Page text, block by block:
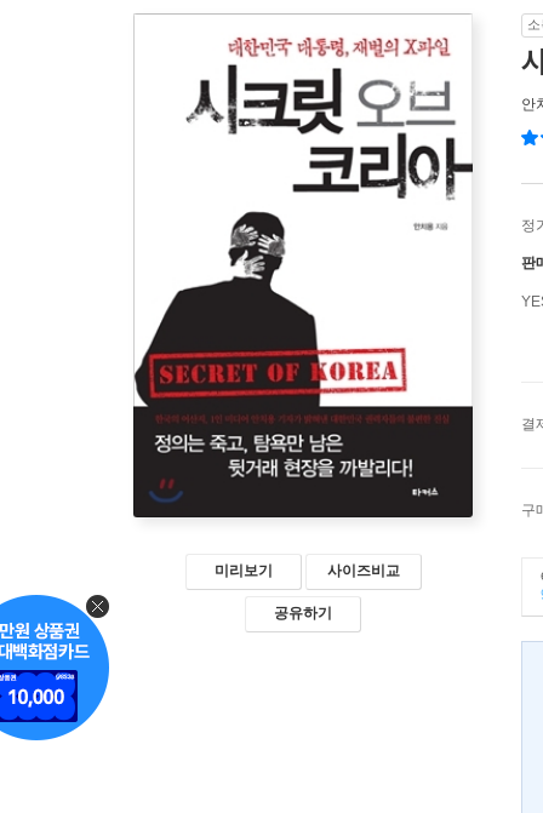
미리보기 사이즈비교
공유하기
안
정
판
결
구